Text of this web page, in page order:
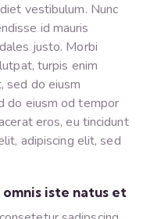
vestibulum. Nunc
id mauris
justo. Morbi
turpis enim
sed do eiusm
do eiusm od tempor
eros, eu tincidunt
adipiscing elit, sed
iste natus et